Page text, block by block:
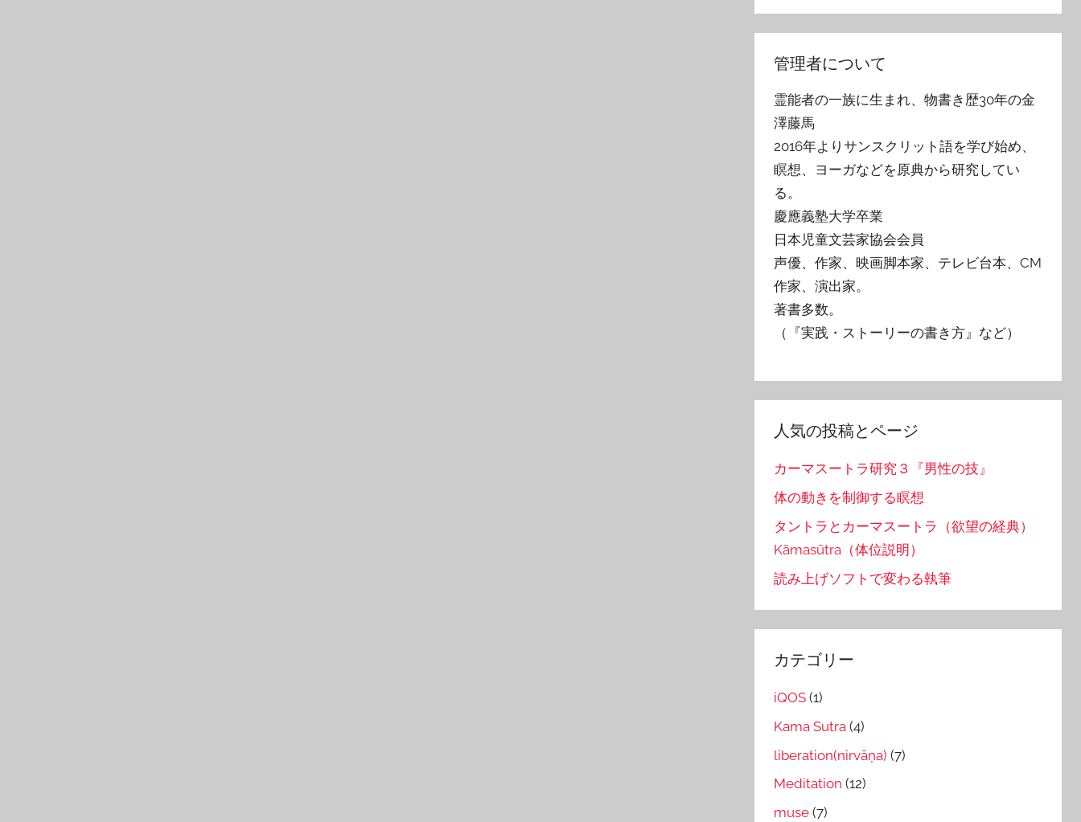
管理者について
霊能者の一族に生まれ、物書き歴30年の金
澤藤馬
2016年よりサンスクリット語を学び始め、
瞑想、ヨーガなどを原典から研究してい
る。
慶應義塾大学卒業
日本児童文芸家協会会員
声優、作家、映画脚本家、テレビ台本、CM
作家、演出家。
著書多数。
（『実践・ストーリーの書き方』など）
人気の投稿とページ
カーマスートラ研究３『男性の技』
体の動きを制御する瞑想
タントラとカーマスートラ（欲望の経典）
Kāmasūtra（体位説明）
読み上げソフトで変わる執筆
カテゴリー
iQOS (1)
Kama Sutra (4)
liberation(nirvāṇa) (7)
Meditation (12)
muse (7)